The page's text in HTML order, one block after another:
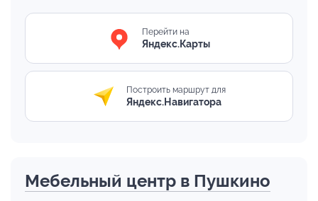
Перейти на
Яндекс.Карты
Построить маршрут для
Яндекс.Навигатора
Мебельный центр в Пушкино